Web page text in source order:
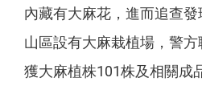
內藏有大麻花，進而追查
山區設有大麻栽植場，警
獲大麻植株101株及相關成